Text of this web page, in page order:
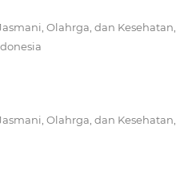
Olahrga, dan Kesehatan,
Olahrga, dan Kesehatan,